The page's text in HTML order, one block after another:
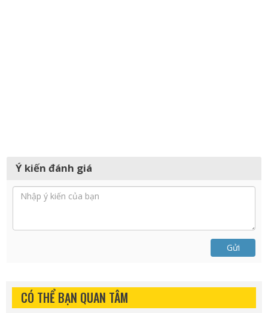
Ý kiến đánh giá
Gửi
CÓ THỂ BẠN QUAN TÂM